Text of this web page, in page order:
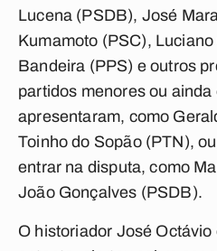
Lucena (PSDB), José
Kumamoto (PSC),
Bandeira (PPS) e outros
partidos menores ou ainda
apresentaram, como
Toinho do Sopão (PTN),
entrar na disputa, como
João Gonçalves (PSDB).
O historiador José